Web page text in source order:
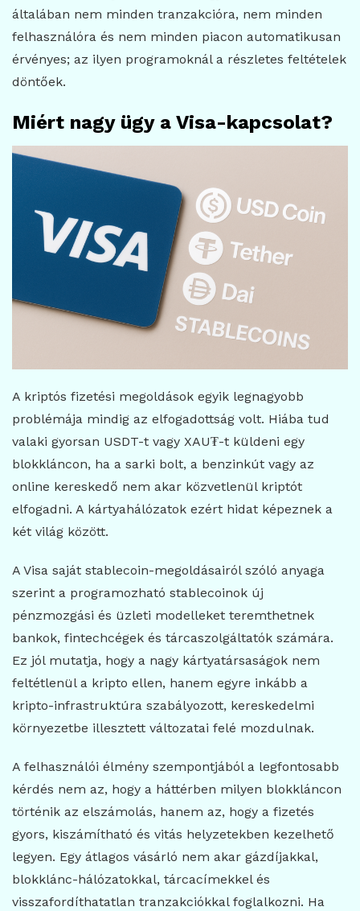
általában nem minden tranzakcióra, nem minden
felhasználóra és nem minden piacon automatikusan
érvényes; az ilyen programoknál a részletes feltételek
döntőek.
Miért nagy ügy a Visa-kapcsolat?
A kriptós fizetési megoldások egyik legnagyobb
problémája mindig az elfogadottság volt. Hiába tud
valaki gyorsan USDT-t vagy XAU₮-t küldeni egy
blokkláncon, ha a sarki bolt, a benzinkút vagy az
online kereskedő nem akar közvetlenül kriptót
elfogadni. A kártyahálózatok ezért hidat képeznek a
két világ között.
A Visa saját stablecoin-megoldásairól szóló anyaga
szerint a programozható stablecoinok új
pénzmozgási és üzleti modelleket teremthetnek
bankok, fintechcégek és tárcaszolgáltatók számára.
Ez jól mutatja, hogy a nagy kártyatársaságok nem
feltétlenül a kripto ellen, hanem egyre inkább a
kripto-infrastruktúra szabályozott, kereskedelmi
környezetbe illesztett változatai felé mozdulnak.
A felhasználói élmény szempontjából a legfontosabb
kérdés nem az, hogy a háttérben milyen blokkláncon
történik az elszámolás, hanem az, hogy a fizetés
gyors, kiszámítható és vitás helyzetekben kezelhető
legyen. Egy átlagos vásárló nem akar gázdíjakkal,
blokklánc-hálózatokkal, tárcacímekkel és
visszafordíthatatlan tranzakciókkal foglalkozni. Ha